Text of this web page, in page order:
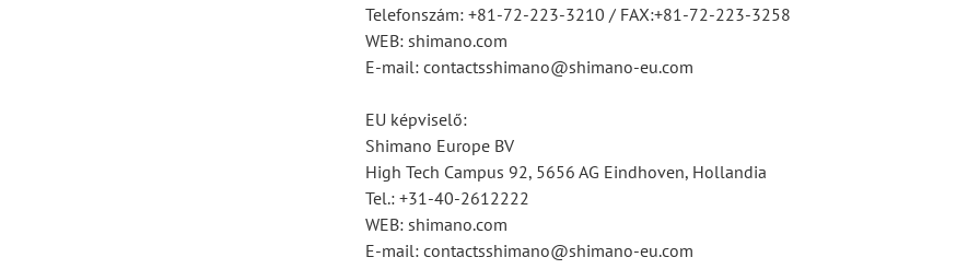
Telefonszám: +81-72-223-3210 / FAX:+81-72-223-3258
WEB: shimano.com
E-mail: contactsshimano@shimano-eu.com
EU képviselő:
Shimano Europe BV
High Tech Campus 92, 5656 AG Eindhoven, Hollandia
Tel.: +31-40-2612222
WEB: shimano.com
E-mail: contactsshimano@shimano-eu.com